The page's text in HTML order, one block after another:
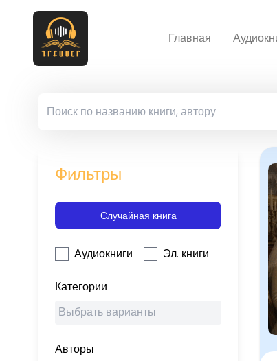
Главная
Фильтры
Случайная книга
Аудиокниги Эл. книги
Категории
Авторы